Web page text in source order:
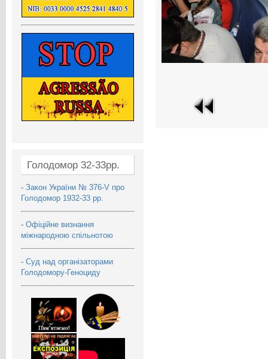
Голодомор 32-33рр.
- Закон України № 376-V про
Голодомор 1932-33 рр.
- Офіційне визнання
міжнародною спільнотою
- Суд над організаторами
Голодомору-Геноциду